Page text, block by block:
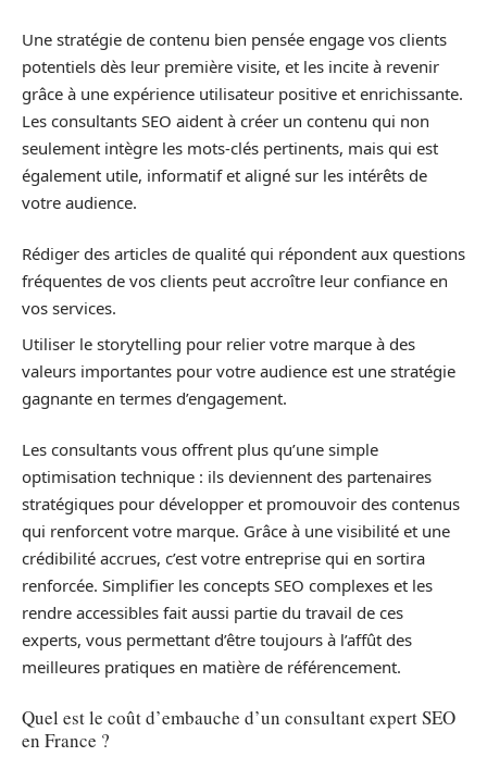
Une stratégie de contenu bien pensée engage vos clients
potentiels dès leur première visite, et les incite à revenir
grâce à une expérience utilisateur positive et enrichissante.
Les consultants SEO aident à créer un contenu qui non
seulement intègre les mots-clés pertinents, mais qui est
également utile, informatif et aligné sur les intérêts de
votre audience.
Rédiger des articles de qualité qui répondent aux questions
fréquentes de vos clients peut accroître leur confiance en
vos services.
Utiliser le storytelling pour relier votre marque à des
valeurs importantes pour votre audience est une stratégie
gagnante en termes d’engagement.
Les consultants vous offrent plus qu’une simple
optimisation technique : ils deviennent des partenaires
stratégiques pour développer et promouvoir des contenus
qui renforcent votre marque. Grâce à une visibilité et une
crédibilité accrues, c’est votre entreprise qui en sortira
renforcée. Simplifier les concepts SEO complexes et les
rendre accessibles fait aussi partie du travail de ces
experts, vous permettant d’être toujours à l’affût des
meilleures pratiques en matière de référencement.
Quel est le coût d’embauche d’un consultant expert SEO
en France ?